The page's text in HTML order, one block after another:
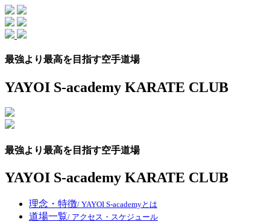
Skip
to
the
content
最強より最高を目指す空手道場
YAYOI S-academy KARATE CLUB
最強より最高を目指す空手道場
YAYOI S-academy KARATE CLUB
理念・特徴/ YAYOI S-academyとは
道場一覧/ アクセス・スケジュール